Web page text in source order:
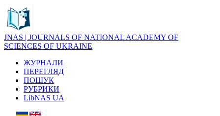
JNAS | JOURNALS OF NATIONAL ACADEMY OF
SCIENCES OF UKRAINE
ЖУРНАЛИ
ПЕРЕГЛЯД
ПОШУК
РУБРИКИ
LibNAS UA